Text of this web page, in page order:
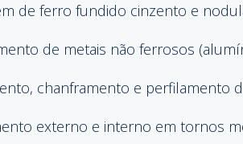
de ferro fundido cinzento e
de metais não ferrosos
chanframento e perfilamento
externo e interno em tornos